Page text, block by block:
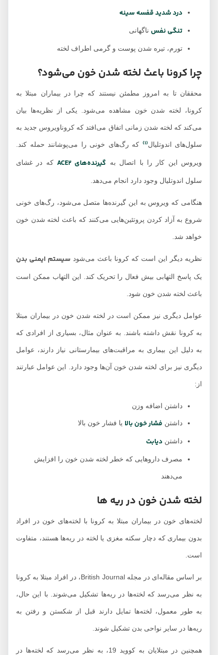
درد شدید قفسه سینه
تنگی نفس ناگهانی
تورم، تیره شدن پوست و گرمی اطراف لخته
چرا کرونا باعث لخته شدن خون می‌شود؟
محققان تا به امروز مطمئن نیستند که چرا در بیماران مبتلا به
کرونا، لخته شدن خون مشاهده می‌شود. یکی از نظریه‌ها بیان
می‌کند که لخته شدن زمانی اتفاق می‌افتد که کروناویروس جدید به
سلول‌های اندوتلیال(1) که رگ‌های خونی را می‌پوشانند حمله کند.
ویروس این کار را با اتصال به گیرنده‌های ACE2 که در غشای
سلول اندوتلیال وجود دارد انجام می‌دهد.
هنگامی که ویروس به این گیرنده‌ها متصل می‌شود، رگ‌های خونی
شروع به آزاد کردن پروتئین‌هایی می‌کنند که باعث لخته شدن خون
خواهد شد.
نظریه دیگر این است که کرونا باعث می‌شودسیستم ایمنی بدن
یک پاسخ التهابی بیش فعال را تحریک کند. این التهاب ممکن است
باعث لخته شدن خون شود.
عوامل دیگری نیز ممکن است در لخته شدن خون در بیماران مبتلا
به کرونا نقش داشته باشند. به عنوان مثال، بسیاری از افرادی که
به دلیل این بیماری به مراقبت‌های بیمارستانی نیاز دارند، عوامل
دیگری نیز برای لخته شدن خون آن‌ها وجود دارد. این عوامل عبارتند
داشتن اضافه وزن
داشتنفشار خون بالایا فشار خون بالا
داشتندیابت
مصرف داروهایی که خطر لخته شدن خون را افزایش
می‌دهند
لخته شدن خون در ریه ها
لخته‌های خون در بیماران مبتلا به کرونا با لخته‌های خون در افراد
بدون بیماری که دچار سکته مغزی یا لخته در ریه‌ها هستند، متفاوت
است.
بر اساس مقاله‌ای در مجله British Journal، در افراد مبتلا به کرونا
به نظر می‌رسد که لخته‌ها در ریه‌ها تشکیل می‌شوند. با این حال،
به طور معمول، لخته‌ها تمایل دارند قبل از شکستن و رفتن به
ریه‌ها در سایر نواحی بدن تشکیل شوند.
همچنین در مبتلایان به کووید 19، به نظر می‌رسد که لخته‌ها در